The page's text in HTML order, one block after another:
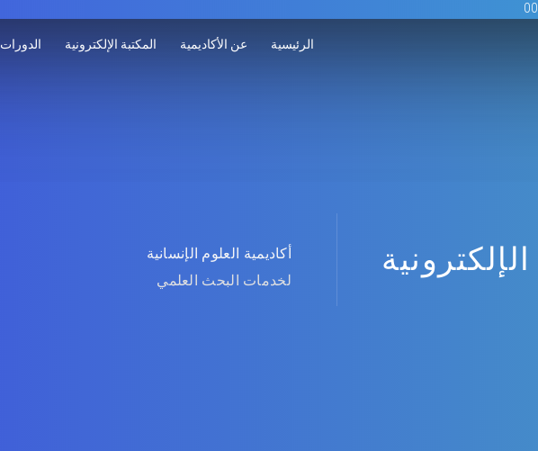
الرئيسية عن الأكاديمية المكتبة الإلكترونية الدورات
أكاديمية العلوم الإنسانية
لخدمات البحث العلمي